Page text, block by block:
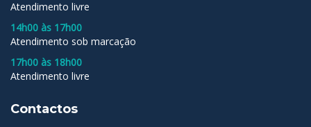
Atendimento livre
14h00 às 17h00
Atendimento sob marcação
17h00 às 18h00
Atendimento livre
Contactos